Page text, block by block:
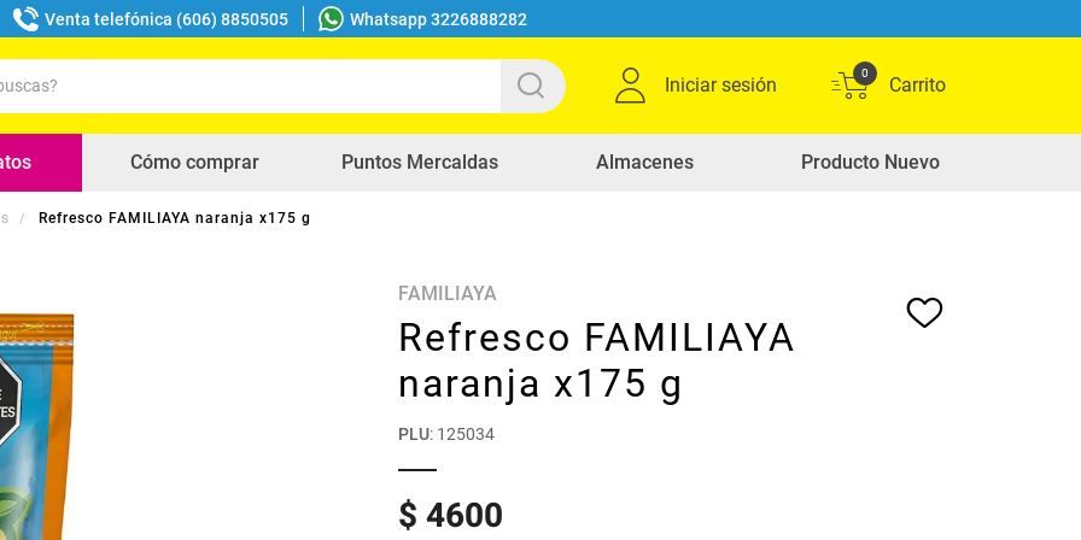
Venta telefónica (606) 8850505 Whatsapp 3226888282
Iniciar sesión
0
Cómo comprar Puntos Mercaldas Almacenes Producto Nuevo
Refresco FAMILIAYA naranja x175 g
FAMILIAYA
Refresco FAMILIAYA
naranja x175 g
PLU: 125034
$4600
buscados